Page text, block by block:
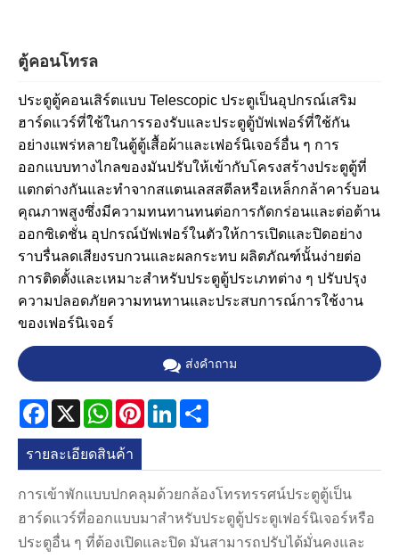
ตู้คอนโทรล
ประตูตู้คอนเสิร์ตแบบ Telescopic ประตูเป็นอุปกรณ์เสริม
ฮาร์ดแวร์ที่ใช้ในการรองรับและประตูตู้บัฟเฟอร์ที่ใช้กัน
อย่างแพร่หลายในตู้ตู้เสื้อผ้าและเฟอร์นิเจอร์อื่น ๆ การ
ออกแบบทางไกลของมันปรับให้เข้ากับโครงสร้างประตูตู้ที่
แตกต่างกันและทำจากสแตนเลสสตีลหรือเหล็กกล้าคาร์บอน
คุณภาพสูงซึ่งมีความทนทานทนต่อการกัดกร่อนและต่อต้าน
ออกซิเดชั่น อุปกรณ์บัฟเฟอร์ในตัวให้การเปิดและปิดอย่าง
ราบรื่นลดเสียงรบกวนและผลกระทบ ผลิตภัณฑ์นั้นง่ายต่อ
การติดตั้งและเหมาะสำหรับประตูตู้ประเภทต่าง ๆ ปรับปรุง
ความปลอดภัยความทนทานและประสบการณ์การใช้งาน
ของเฟอร์นิเจอร์
ส่งคำถาม
Facebook
X WhatsApp
PinterestLinkedIn
รายละเอียดสินค้า
การเข้าพักแบบปกคลุมด้วยกล้องโทรทรรศน์ประตูตู้เป็น
ฮาร์ดแวร์ที่ออกแบบมาสำหรับประตูตู้ประตูเฟอร์นิเจอร์หรือ
ประตูอื่น ๆ ที่ต้องเปิดและปิด มันสามารถปรับได้มั่นคงและ